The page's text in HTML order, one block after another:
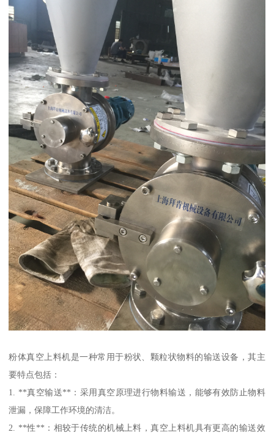
粉体真空上料机是一种常用于粉状、颗粒状物料的输送设备，其主
要特点包括：
1. **真空输送**：采用真空原理进行物料输送，能够有效防止物料
泄漏，保障工作环境的清洁。
2. **性**：相较于传统的机械上料，真空上料机具有更高的输送效